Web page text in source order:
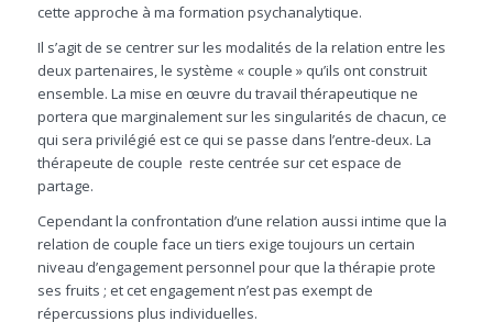
cette approche à ma formation psychanalytique.
Il s’agit de se centrer sur les modalités de la relation entre les
deux partenaires, le système « couple » qu’ils ont construit
ensemble. La mise en œuvre du travail thérapeutique ne
portera que marginalement sur les singularités de chacun, ce
qui sera privilégié est ce qui se passe dans l’entre-deux. La
thérapeute de couple reste centrée sur cet espace de
partage.
Cependant la confrontation d’une relation aussi intime que la
relation de couple face un tiers exige toujours un certain
niveau d’engagement personnel pour que la thérapie prote
ses fruits ; et cet engagement n’est pas exempt de
répercussions plus individuelles.